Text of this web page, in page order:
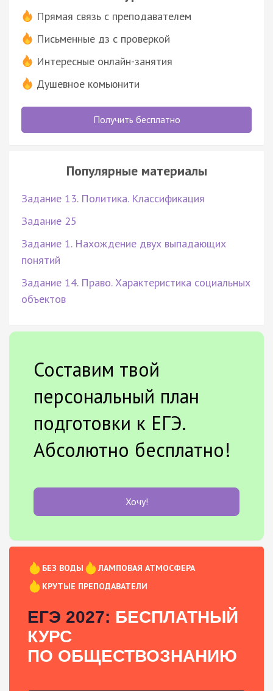
Прямая связь с преподавателем
Письменные дз с проверкой
Интересные онлайн-занятия
Душевное комьюнити
Получить бесплатно
Популярные материалы
Задание 13. Политика. Классификация
Задание 25
Задание 1. Нахождение двух выпадающих
понятий
Задание 14. Право. Характеристика социальных
объектов
Составим твой
персональный план
подготовки к ЕГЭ.
Абсолютно бесплатно!
Хочу!
БЕЗ ВОДЫ
ЛАМПОВАЯ АТМОСФЕРА
КРУТЫЕ ПРЕПОДАВАТЕЛИ
ЕГЭ 2027: БЕСПЛАТНЫЙ
КУРС
ПО ОБЩЕСТВОЗНАНИЮ